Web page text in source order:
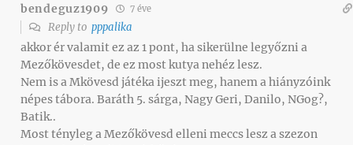
bendeguz1909 7 éve
Reply to pppalika
akkor ér valamit ez az 1 pont, ha sikerülne legyőzni a
Mezőkövesdet, de ez most kutya nehéz lesz.
Nem is a Mkövesd játéka ijeszt meg, hanem a hiányzóink
népes tábora. Baráth 5. sárga, Nagy Geri, Danilo, NGog?,
Batik..
Most tényleg a Mezőkövesd elleni meccs lesz a szezon